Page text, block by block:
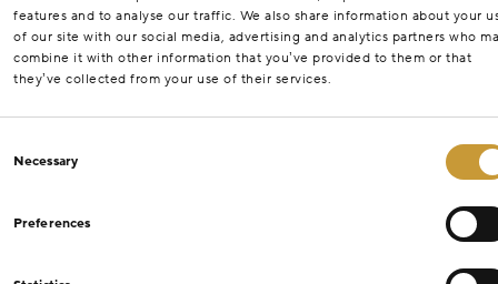
features and to analyse our traffic. We also share information about your
of our site with our social media, advertising and analytics partners who
combine it with other information that you’ve provided to them or that
they’ve collected from your use of their services.
Selection
Necessary
Preferences